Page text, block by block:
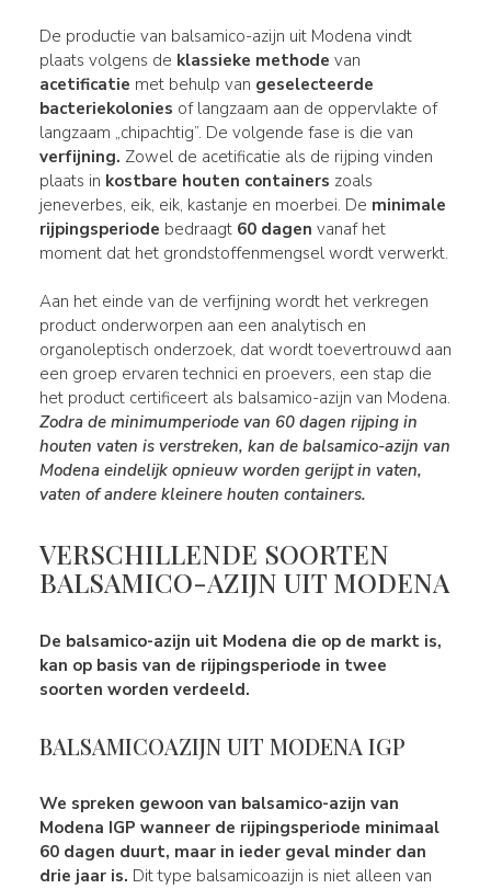
De productie van balsamico-azijn uit Modena vindt
plaats volgens de klassieke methode van
acetificatie met behulp van geselecteerde
bacteriekolonies of langzaam aan de oppervlakte of
langzaam „chipachtig”. De volgende fase is die van
verfijning. Zowel de acetificatie als de rijping vinden
plaats in kostbare houten containers zoals
jeneverbes, eik, eik, kastanje en moerbei. De minimale
rijpingsperiode bedraagt 60 dagen vanaf het
moment dat het grondstoffenmengsel wordt verwerkt.
Aan het einde van de verfijning wordt het verkregen
product onderworpen aan een analytisch en
organoleptisch onderzoek, dat wordt toevertrouwd aan
een groep ervaren technici en proevers, een stap die
het product certificeert als balsamico-azijn van Modena.
Zodra de minimumperiode van 60 dagen rijping in
houten vaten is verstreken, kan de balsamico-azijn van
Modena eindelijk opnieuw worden gerijpt in vaten,
vaten of andere kleinere houten containers.
VERSCHILLENDE SOORTEN
BALSAMICO-AZIJN UIT MODENA
De balsamico-azijn uit Modena die op de markt is,
kan op basis van de rijpingsperiode in twee
soorten worden verdeeld.
BALSAMICOAZIJN UIT MODENA IGP
We spreken gewoon van balsamico-azijn van
Modena IGP wanneer de rijpingsperiode minimaal
60 dagen duurt, maar in ieder geval minder dan
drie jaar is. Dit type balsamicoazijn is niet alleen van